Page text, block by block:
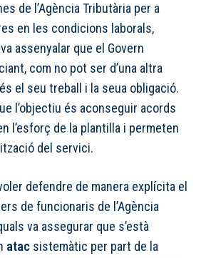
de l’Agència Tributària per a
en les condicions laborals,
assenyalar que el Govern
com no pot ser d’una altra
el seu treball i la seua obligació.
l’objectiu és aconseguir acords
l’esforç de la plantilla i permeten
del servici.
defendre de manera explícita el
de funcionaris de l’Agència
va assegurar que s’està
atac sistemàtic per part de la